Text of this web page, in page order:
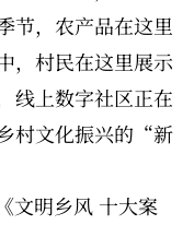
节，农产品在这里
，村民在这里展示
线上数字社区正在
村文化振兴的“新
文明乡风 十大案